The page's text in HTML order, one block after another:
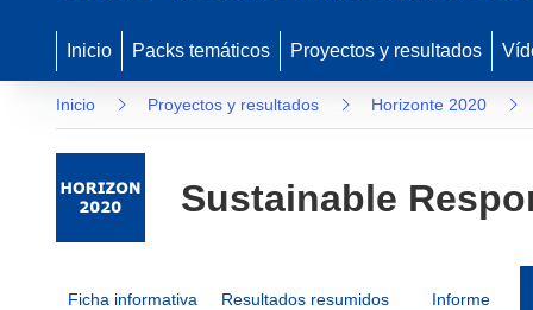
nueva
ventana)
Inicio Packs temáticos Proyectos y resultados
Inicio Proyectos y resultados Horizonte 2020
Sustainable
Ficha informativa Resultados resumidos Informe